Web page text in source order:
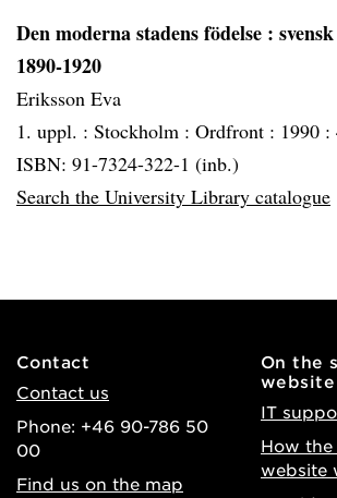
Den moderna stadens födelse :
1890-1920
Eriksson Eva
1. uppl. : Stockholm : Ordfront : 1990 :
ISBN: 91-7324-322-1 (inb.)
Search the University Library catalogue
Contact
Contact us
Phone: +46 90-786 50
00
Find us on the map
On the
website
IT
How
website